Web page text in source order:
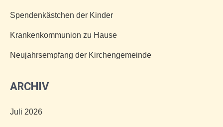
Spendenkästchen der Kinder
Krankenkommunion zu Hause
Neujahrsempfang der Kirchengemeinde
ARCHIV
Juli 2026